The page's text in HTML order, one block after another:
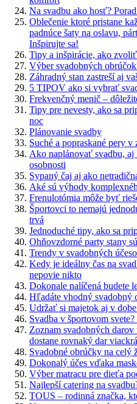
Na svadbu ako hosť?
Oblečenie ktoré pristane
padnúce šaty na oslavu,
Inšpirujte sa!
Tipy a inšpirácie, ako
Výber svadobných
Záhradný stan zastreší aj
5 TIPOV ako si vybrať
Frekvenčný menič –
Tipy pre nevesty, ako sa
noc
Plánovanie svadby
Suché a popraskané pery
Ako naplánovať svadbu, aj
osobnosti
Sypaný čaj aj ako
Aké sú výhody
Frenulotómia môže byť
Športovci to nemajú
trvá
Jednoduché tipy, ako sa
Ohňovzdorné party stany
Trendy v svadobných
Kedy je ideálny čas na
nepovie nikto
Dokonale nalíčená budete
Hľadáte vhodný svadobný
Udržať si majetok aj v
Svadba v športovom
Zoznam svadobných
dostane rovnaký dar
Svadobné obrúčky na celý
Dokonalý účes vďaka
Výber matracu pre dieťa
Najlepší catering na
TOUS – rodinná značka,